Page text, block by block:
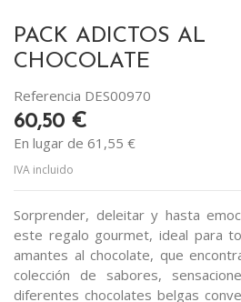
PACK ADICTOS AL
CHOCOLATE
Referencia DES00970
60,50 €
En lugar de 61,55 €
IVA incluido
Sorprender, deleitar y hasta
este regalo gourmet, ideal para
amantes al chocolate, que
colección de sabores,
diferentes chocolates belgas